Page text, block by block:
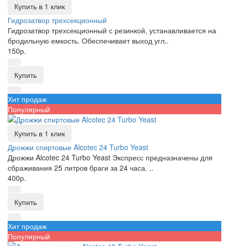
Купить в 1 клик
Гидрозатвор трехсекционный
Гидрозатвор трехсекционный с резинкой, устанавливается на
бродильную емкость. Обеспечивает выход угл..
150р.
Купить
Хит продаж
Популярный
Купить в 1 клик
Дрожжи спиртовые Alcotec 24 Turbo Yeast
Дрожжи Alcotec 24 Turbo Yeast Экспресс предназначены для
сбраживания 25 литров браги за 24 часа. ..
400р.
Купить
Хит продаж
Популярный